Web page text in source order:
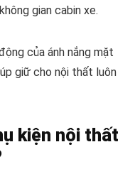
gian cabin xe.
của ánh nắng mặt
giữ cho nội thất luôn
kiện nội thất